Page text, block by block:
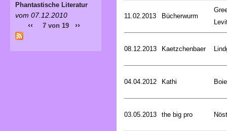
11.02.2013 Bücherwurm
08.12.2013 Kaetzchenbaer
04.04.2012 Kathi
03.05.2013 the big pro
Phantastische Literatur
vom 07.12.2010
‹‹ 7 von 19 ››